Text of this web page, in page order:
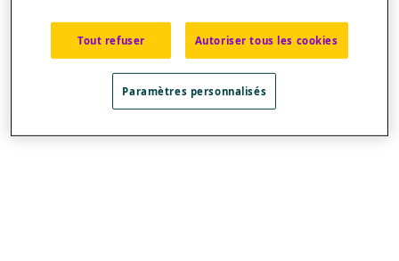
Tout refuser Autoriser tous les cookies
Paramètres personnalisés